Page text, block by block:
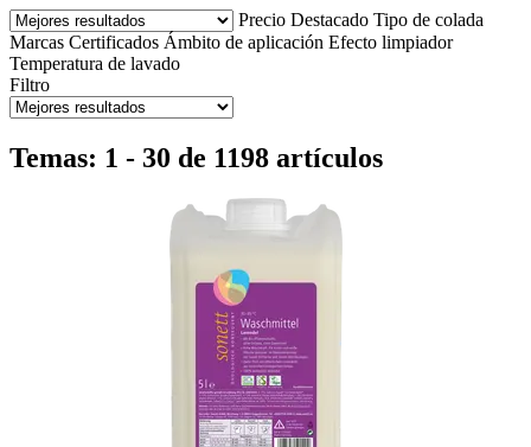
Precio Destacado Tipo de colada
Marcas Certificados Ámbito de aplicación Efecto limpiador
Temperatura de lavado
Filtro
Temas: 1 - 30 de 1198 artículos